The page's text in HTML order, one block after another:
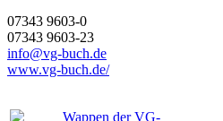
07343 9603-0
07343 9603-23
info@vg-buch.de
www.vg-buch.de/